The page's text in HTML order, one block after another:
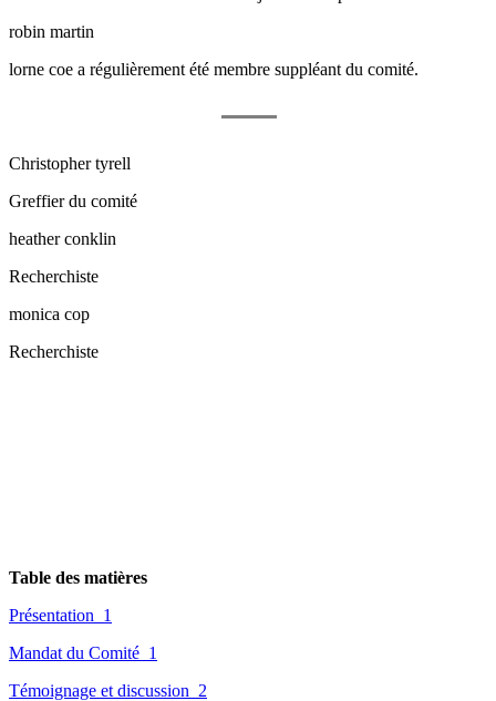
robin martin
lorne coe a régulièrement été membre suppléant du comité.
Christopher tyrell
Greffier du comité
heather conklin
Recherchiste
monica cop
Recherchiste
Table des matières
Présentation 1
Mandat du Comité 1
Témoignage et discussion 2